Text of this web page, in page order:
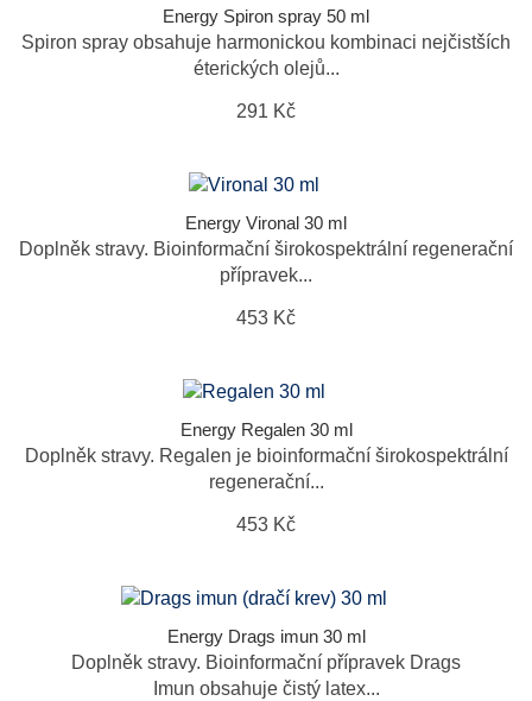
Energy Spiron spray 50 ml
Spiron spray obsahuje harmonickou kombinaci nejčistších
éterických olejů...
291 Kč
Energy Vironal 30 ml
Doplněk stravy. Bioinformační širokospektrální regenerační
přípravek...
453 Kč
Energy Regalen 30 ml
Doplněk stravy. Regalen je bioinformační širokospektrální
regenerační...
453 Kč
Energy Drags imun 30 ml
Doplněk stravy. Bioinformační přípravek Drags
Imun obsahuje čistý latex...